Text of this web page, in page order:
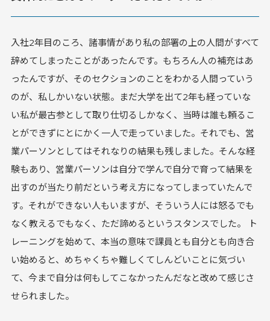
入社2年目のころ、諸事情があり私の部署の上の人間がすべて
辞めてしまったことがあったんです。もちろん人の補充はあ
ったんですが、そのセクションのことをわかる人間っていう
のが、私しかいない状態。まだ大学を出て2年も経っていな
い私が最古参として取り仕切るしかなく、当時は誰も頼るこ
とができずにとにかく一人で走っていました。それでも、営
業パーソンとしてはそれなりの結果も残しました。そんな経
験もあり、営業パーソンは自分で学んで自分で育って結果を
出すのが当たり前だという考え方になってしまっていたんで
す。それができない人もいますが、そういう人には怒るでも
なく教えるでもなく、ただ諦めるというスタンスでした。 ト
レーニングを始めて、本当の意味で課員とも自分とも向き合
い始めると、めちゃくちゃ難しくてしんどいことに気づい
て、今まで自分は何もしてこなかったんだなと改めて感じさ
せられました。